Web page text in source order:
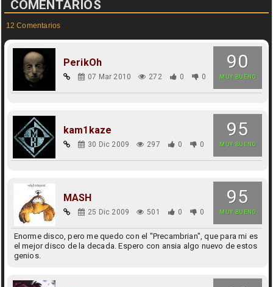
COMENTARIOS
12 Comentarios
90
MUY BUENO
PerikOh
07 Mar 2010 272 0 0
95
MUY BUENO
kam1kaze
30 Dic 2009 297 0 0
95
MUY BUENO
MASH
25 Dic 2009 501 0 0
Enorme disco, pero me quedo con el "Precambrian", que para mi es
el mejor disco de la decada. Espero con ansia algo nuevo de estos
genios.